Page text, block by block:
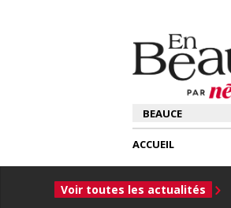
ACCUEIL
Voir toutes les actualités